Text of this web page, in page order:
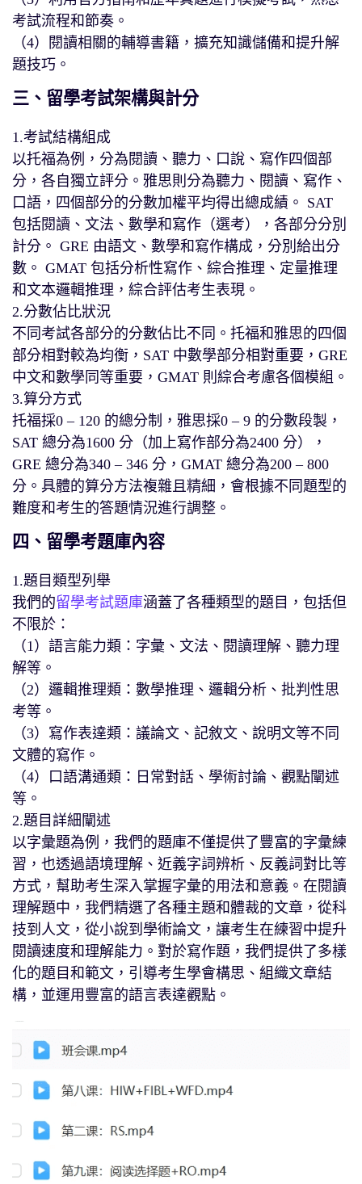
考試流程和節奏。
（4）閱讀相關的輔導書籍，擴充知識儲備和提升解
題技巧。
三、留學考試架構與計分
1.考試結構組成
以托福為例，分為閱讀、聽力、口說、寫作四個部
分，各自獨立評分。雅思則分為聽力、閱讀、寫作、
口語，四個部分的分數加權平均得出總成績。 SAT
包括閱讀、文法、數學和寫作（選考），各部分分別
計分。 GRE 由語文、數學和寫作構成，分別給出分
數。 GMAT 包括分析性寫作、綜合推理、定量推理
和文本邏輯推理，綜合評估考生表現。
2.分數佔比狀況
不同考試各部分的分數佔比不同。托福和雅思的四個
部分相對較為均衡，SAT 中數學部分相對重要，GRE
中文和數學同等重要，GMAT 則綜合考慮各個模組。
3.算分方式
托福採0 – 120 的總分制，雅思採0 – 9 的分數段製，
SAT 總分為1600 分（加上寫作部分為2400 分），
GRE 總分為340 – 346 分，GMAT 總分為200 – 800
分。具體的算分方法複雜且精細，會根據不同題型的
難度和考生的答題情況進行調整。
四、留學考題庫內容
1.題目類型列舉
我們的留學考試題庫涵蓋了各種類型的題目，包括但
不限於：
（1）語言能力類：字彙、文法、閱讀理解、聽力理
解等。
（2）邏輯推理類：數學推理、邏輯分析、批判性思
考等。
（3）寫作表達類：議論文、記敘文、說明文等不同
文體的寫作。
（4）口語溝通類：日常對話、學術討論、觀點闡述
等。
2.題目詳細闡述
以字彙題為例，我們的題庫不僅提供了豐富的字彙練
習，也透過語境理解、近義字詞辨析、反義詞對比等
方式，幫助考生深入掌握字彙的用法和意義。在閱讀
理解題中，我們精選了各種主題和體裁的文章，從科
技到人文，從小說到學術論文，讓考生在練習中提升
閱讀速度和理解能力。對於寫作題，我們提供了多樣
化的題目和範文，引導考生學會構思、組織文章結
構，並運用豐富的語言表達觀點。